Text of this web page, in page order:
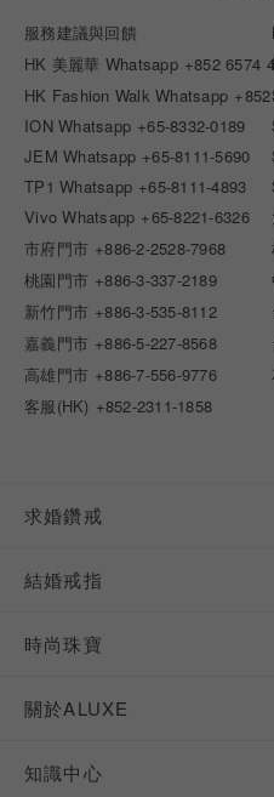
服務建議與回饋
HK 美麗華 Whatsapp +852 6574
HK Fashion Walk Whatsapp
ION Whatsapp +65-8332-0189
JEM Whatsapp +65-8111-5690
TP1 Whatsapp +65-8111-4893
Vivo Whatsapp +65-8221-6326
市府門市 +886-2-2528-7968
桃園門市 +886-3-337-2189
新竹門市 +886-3-535-8112
嘉義門市 +886-5-227-8568
高雄門市 +886-7-556-9776
客服(HK) +852-2311-1858
求婚鑽戒
結婚戒指
時尚珠寶
關於ALUXE
知識中心